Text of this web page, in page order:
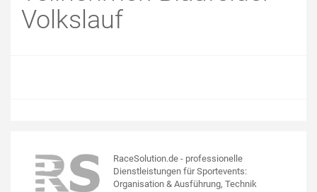
Volkslauf
RaceSolution.de - professionelle
Dienstleistungen für Sportevents:
Organisation & Ausführung, Technik